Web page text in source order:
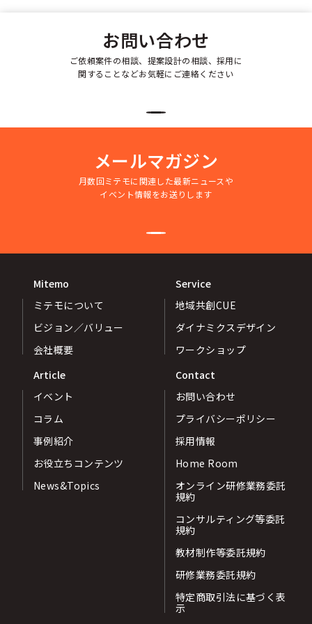
お問い合わせ
ご依頼案件の相談、提案設計の相談、採用に
関することなどお気軽にご連絡ください
メールマガジン
月数回ミテモに関連した最新ニュースや
イベント情報をお送りします
Mitemo
ミテモについて
ビジョン／バリュー
会社概要
Service
地域共創CUE
ダイナミクスデザイン
ワークショップ
Article
イベント
コラム
事例紹介
お役立ちコンテンツ
News&Topics
Contact
お問い合わせ
プライバシーポリシー
採用情報
Home Room
オンライン研修業務委託
規約
コンサルティング等委託
規約
教材制作等委託規約
研修業務委託規約
特定商取引法に基づく表
示